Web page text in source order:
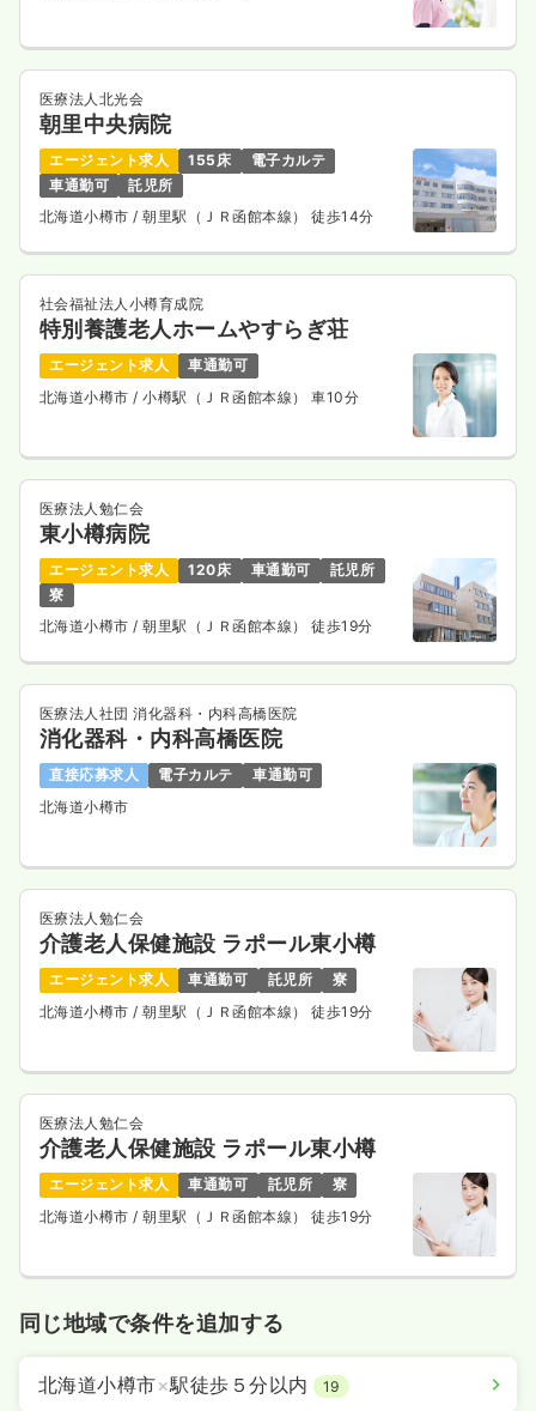
医療法人北光会
朝里中央病院
エージェント求人 155床
電子カルテ
車通勤可
託児所
北海道小樽市/ 朝里駅（ＪＲ函館本線） 徒歩14分
社会福祉法人小樽育成院
特別養護老人ホームやすらぎ荘
エージェント求人
車通勤可
北海道小樽市 / 小樽駅（ＪＲ函館本線） 車10分
医療法人勉仁会
東小樽病院
エージェント求人 120床 車通勤可
託児所
寮
北海道小樽市/ 朝里駅（ＪＲ函館本線） 徒歩19分
医療法人社団 消化器科・内科高橋医院
消化器科・内科高橋医院
直接応募求人 電子カルテ
車通勤可
北海道小樽市
医療法人勉仁会
介護老人保健施設 ラポール東小樽
エージェント求人 車通勤可 託児所
寮
北海道小樽市 / 朝里駅（ＪＲ函館本線） 徒歩19分
医療法人勉仁会
介護老人保健施設 ラポール東小樽
エージェント求人 車通勤可 託児所
寮
北海道小樽市 / 朝里駅（ＪＲ函館本線） 徒歩19分
同じ地域で条件を追加する
北海道小樽市×駅徒歩５分以内 19